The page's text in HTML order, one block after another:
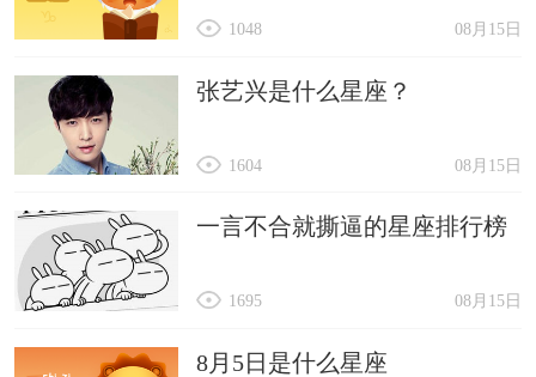
08月15日
1048
张艺兴是什么星座？
08月15日
1604
一言不合就撕逼的星座排行榜
08月15日
1695
8月5日是什么星座